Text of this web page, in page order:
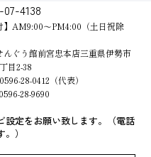
07-4138
】AM9:00～PM4:00（土日祝除
んぐう館前宮忠本店三重県伊勢市
目2-38
28-0412（代表）
28-9690
設定をお願い致します。（電話
）